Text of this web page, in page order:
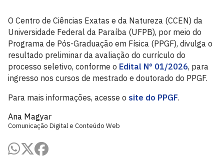
O Centro de Ciências Exatas e da Natureza (CCEN) da
Universidade Federal da Paraíba (UFPB), por meio do
Programa de Pós-Graduação em Física (PPGF), divulga o
resultado preliminar da avaliação do currículo do
processo seletivo, conforme o Edital N° 01/2026, para
ingresso nos cursos de mestrado e doutorado do PPGF.
Para mais informações, acesse o site do PPGF.
Ana Magyar
Comunicação Digital e Conteúdo Web